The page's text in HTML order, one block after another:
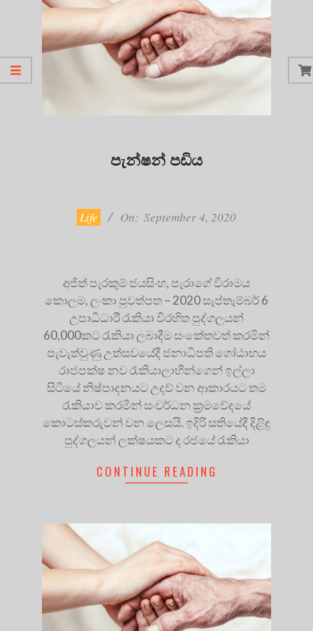
පැන්ෂන් පඩිය
Life On: September 4, 2020
අජිත් පැරකුම් ජයසිංහ, පැරාගේ විරාමය
කොලම, ලංකා පුවත්පත – 2020 සැප්තැම්බර් 6
උපාධිධාරී රැකියා විරහිත පුද්ගලයන්
60,000කට රැකියා ලබාදීම සංකේතවත් කරමින්
පැවැත්වුණු උත්සවයේදී ජනාධිපති ගෝඨාභය
රාජපක්ෂ නව රැකියාලාභීන්ගෙන් ඉල්ලා
සිටියේ නිෂ්පාදනයට උදව් වන ආකාරයට තම
රැකියාව කරමින් සංවර්ධන ක්‍රමවේදයේ
කොටස්කරුවන් වන ලෙසයි. ඉදිරි සතියේදී දිළිඳු
පුද්ගලයන් ලක්ෂයකට ද රජයේ රැකියා
CONTINUE READING